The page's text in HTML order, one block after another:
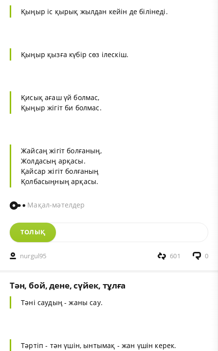
Қыңыр іс қырық жылдан кейін де білінеді.
Қыңыр қызға күбір сөз ілескіш.
Қисық ағаш үй болмас,
Қыңыр жігіт би болмас.
Жайсаң жігіт болғаның,
Жолдасың арқасы.
Қайсар жігіт болғаның
Қолбасыңның арқасы.
Мақал-мәтелдер
ТОЛЫҚ
nurgul95 0
601
Тән, бой, дене, сүйек, тұлға
Тәні саудың - жаны сау.
Тәртіп - тән үшін, ынтымақ - жан үшін керек.